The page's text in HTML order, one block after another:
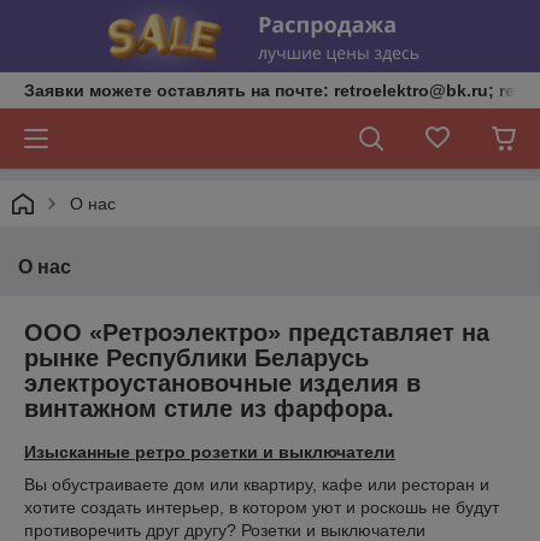
Заявки можете оставлять на почте: retroelektro@bk.ru;
О нас
О нас
ООО «Ретроэлектро» представляет на
рынке Республики Беларусь
электроустановочные изделия в
винтажном стиле из фарфора.
Изысканные ретро розетки и выключатели
Вы обустраиваете дом или квартиру, кафе или ресторан и
хотите создать интерьер, в котором уют и роскошь не будут
противоречить друг другу? Розетки и выключатели